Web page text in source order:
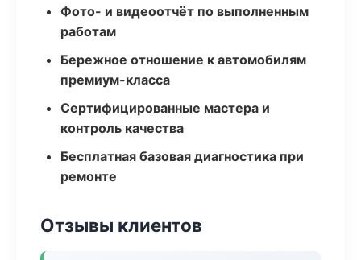
Фото- и видеоотчёт по выполненным
работам
Бережное отношение к автомобилям
премиум-класса
Сертифицированные мастера и
контроль качества
Бесплатная базовая диагностика при
ремонте
Отзывы клиентов